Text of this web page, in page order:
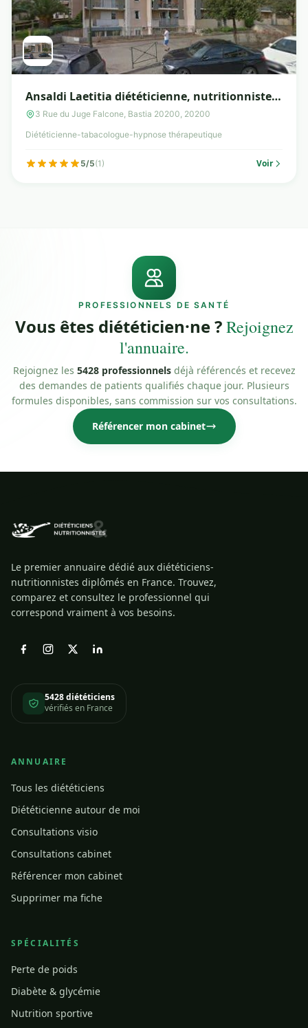
Ansaldi Laetitia diététicienne, nutritionniste,
hypnotherapeute et tabacologue
3 Rue du Juge Falcone, Bastia 20200, 20200
Diététicienne-tabacologue-hypnose thérapeutique
5/5(1) Voir
PROFESSIONNELS DE SANTÉ
Vous êtes diététicien·ne ?Rejoignez
l'annuaire.
Rejoignez les 5428 professionnelsdéjà référencés et recevez
des demandes de patients qualifiés chaque jour. Plusieurs
formules disponibles, sans commission sur vos consultations.
Référencer mon cabinet
Le premier annuaire dédié aux diététiciens-
nutritionnistes diplômés en France. Trouvez,
comparez et consultez le professionnel qui
correspond vraiment à vos besoins.
5428 diététiciens
vérifiés en France
ANNUAIRE
Tous les diététiciens
Diététicienne autour de moi
Consultations visio
Consultations cabinet
Référencer mon cabinet
Supprimer ma fiche
SPÉCIALITÉS
Perte de poids
Diabète & glycémie
Nutrition sportive